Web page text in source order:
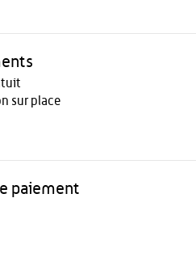
sur place
paiement